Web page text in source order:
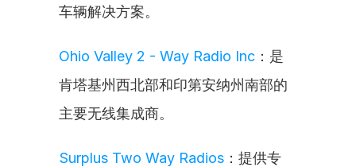
车辆解决方案。
Ohio Valley 2 - Way Radio Inc ：是
肯塔基州西北部和印第安纳州南部的
主要无线集成商。
Surplus Two Way Radios ：提供专